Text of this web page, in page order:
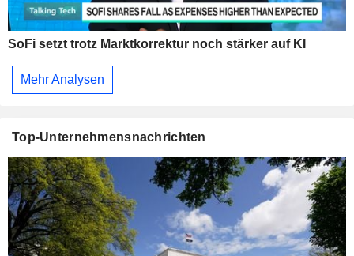
SoFi setzt trotz Marktkorrektur noch stärker auf KI
Mehr Analysen
Top-Unternehmensnachrichten